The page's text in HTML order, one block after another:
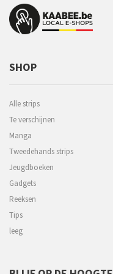
SHOP
Alle strips
Te verschijnen
Manga
Tweedehands strips
Jeugdboeken
Gadgets
Reeksen
Tips
leeg